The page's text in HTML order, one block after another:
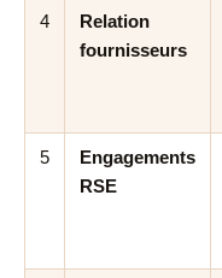
4
Relation
fournisseurs
5
Engagements
RSE